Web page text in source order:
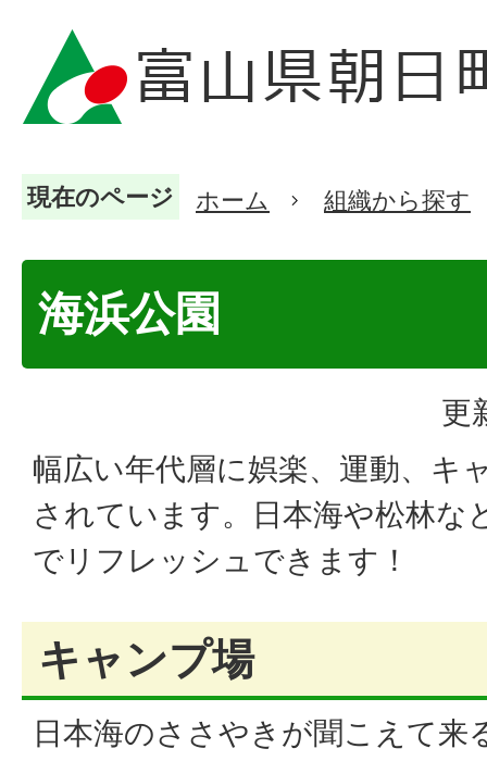
現在のページ ホーム 組織から探す
海浜公園
更
幅広い年代層に娯楽、運動、キ
されています。日本海や松林な
でリフレッシュできます！
キャンプ場
日本海のささやきが聞こえて来